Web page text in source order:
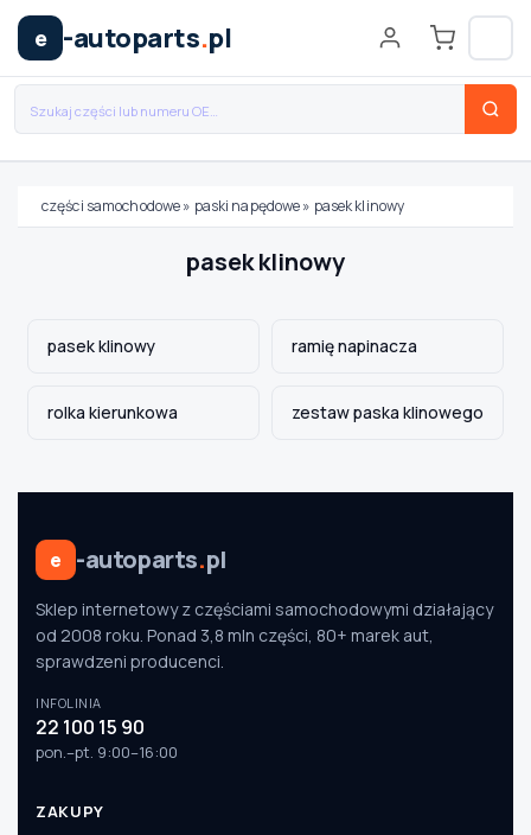
e -autoparts.pl
Szukaj pasujących części
Anuluj
części samochodowe» paski napędowe» pasek klinowy
pasek klinowy
pasek klinowy ramię napinacza
rolka kierunkowa zestaw paska klinowego
e -autoparts.pl
Sklep internetowy z częściami samochodowymi działający
od 2008 roku. Ponad 3,8 mln części, 80+ marek aut,
sprawdzeni producenci.
INFOLINIA
22 100 15 90
pon.–pt. 9:00–16:00
ZAKUPY